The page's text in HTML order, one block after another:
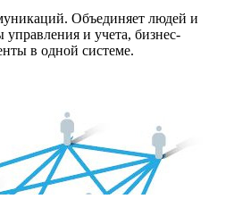
Объединяет людей и
и учета, бизнес-
в одной системе.